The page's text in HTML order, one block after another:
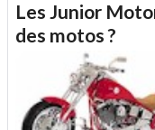
Les Junior
des motos ?